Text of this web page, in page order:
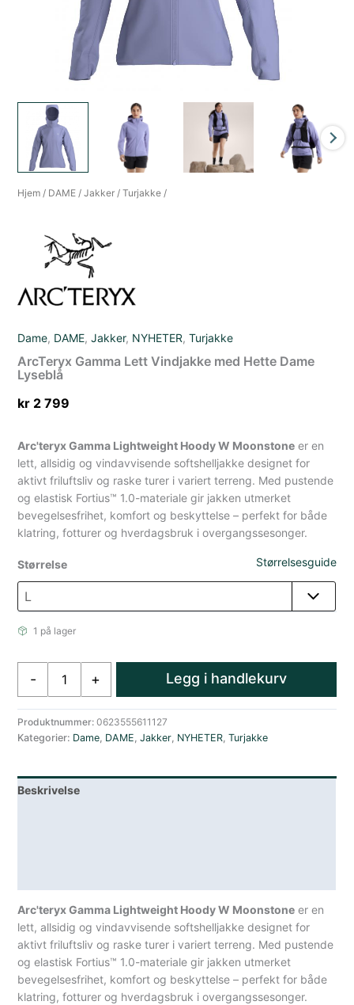
Hjem / DAME /Jakker /Turjakke /
Dame, DAME,Jakker, NYHETER,Turjakke
ArcTeryx Gamma Lett Vindjakke med Hette Dame
Lyseblå
kr 2 799
Arc'teryx Gamma Lightweight Hoody W Moonstone er en
lett, allsidig og vindavvisende softshelljakke designet for
aktivt friluftsliv og raske turer i variert terreng. Med pustende
og elastisk Fortius™ 1.0-materiale gir jakken utmerket
bevegelsesfrihet, komfort og beskyttelse – perfekt for både
klatring, fotturer og hverdagsbruk i overgangssesonger.
Størrelsesguide
Størrelse
1 på lager
-
Vindjakke
med
Dame
Lyseblå
+ Legg i handlekurv
Produktnummer:0623555611127
Kategorier: Dame, DAME,Jakker, NYHETER,Turjakke
Beskrivelse
Arc'teryx Gamma Lightweight Hoody W Moonstone er en
lett, allsidig og vindavvisende softshelljakke designet for
aktivt friluftsliv og raske turer i variert terreng. Med pustende
og elastisk Fortius™ 1.0-materiale gir jakken utmerket
bevegelsesfrihet, komfort og beskyttelse – perfekt for både
klatring, fotturer og hverdagsbruk i overgangssesonger.